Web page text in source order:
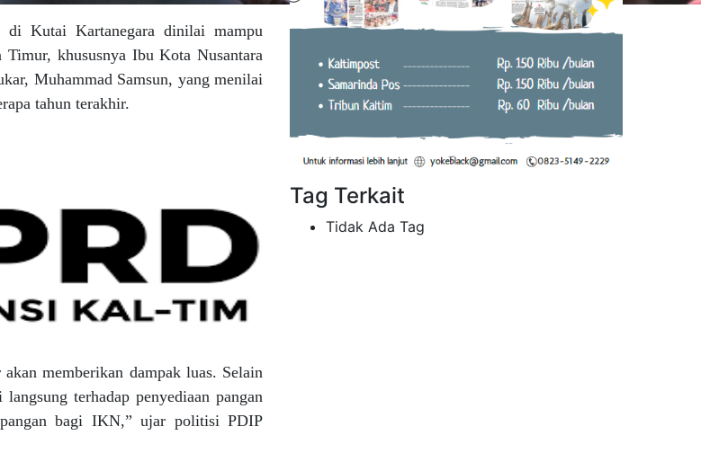
di Kutai Kartanegara dinilai mampu
khususnya Ibu Kota Nusantara
Muhammad Samsun, yang menilai
tahun terakhir.
memberikan dampak luas. Selain
terhadap penyediaan pangan
bagi IKN,” ujar politisi PDIP
Tag Terkait
Tidak Ada Tag